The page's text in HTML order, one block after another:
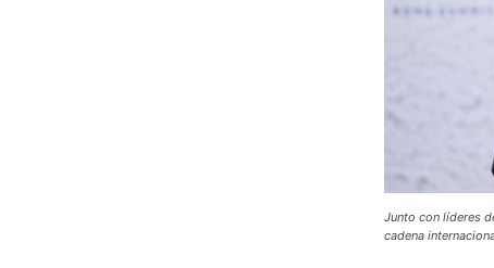
Junto con líderes
cadena